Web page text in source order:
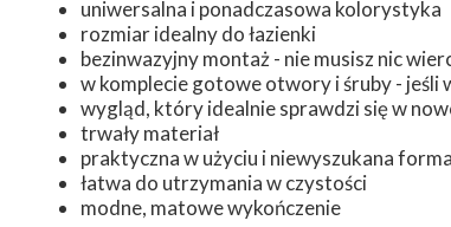
uniwersalna i ponadczasowa kolorystyka
rozmiar idealny do łazienki
bezinwazyjny montaż - nie musisz nic
w komplecie gotowe otwory i śruby - jeśli
wygląd, który idealnie sprawdzi się w
trwały materiał
praktyczna w użyciu i niewyszukana forma
łatwa do utrzymania w czystości
modne, matowe wykończenie